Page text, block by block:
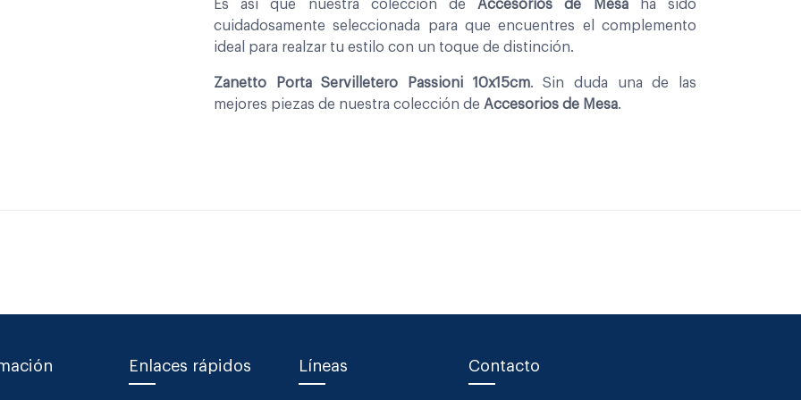
Es asi que nuestra coleccion de Accesorios de Mesaha sido
cuidadosamente seleccionada para que encuentres el complemento
ideal para realzar tu estilo con un toque de distinción.
Zanetto Porta Servilletero Passioni 10x15cm. Sin duda una de las
mejores piezas de nuestra colección de Accesorios de Mesa.
Enlaces rápidos Líneas Contacto